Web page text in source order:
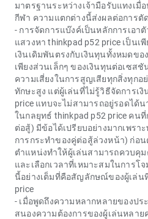
มาตรฐานระหว่างเจ้ามือรับแทงเ
กีฬา ความแตกต่างนี้ส่งผลต่อการตั
- การจัดการแบ๊งค์เป็นหลักการเอ
แสวงหาthinkpad p52 price เป็นเ
เงินเดิมพันตรงกับเงินทุนทั้งหมดข
เพียงส่วนเล็กๆ ของเงินทุนต่อเซส
ความเสี่ยงในการสูญเสียทุกสิ่งทุกอ
ทักษะสูง แต่ผู้เล่นที่ไม่รู้วิธีจัดการเ
price แทบจะไม่สามารถอยู่รอดไ
ในกลยุทธ์ thinkpad p52 price คนที่
ต่อสู้) มีข้อได้เปรียบอย่างมากเพรา
การกระทำของคู่ต่อสู้ล่วงหน้า) ก่อ
ตำแหน่งทำให้ผู้เล่นสามารถควบคุ
และเลือกเวลาที่เหมาะสมในการโ
นี้อย่างเต็มที่คือสัญลักษณ์ของผู้เล่
price
- เมื่อพูดถึงความหลากหลายของปร
สนองความต้องการของผู้เล่นหลา